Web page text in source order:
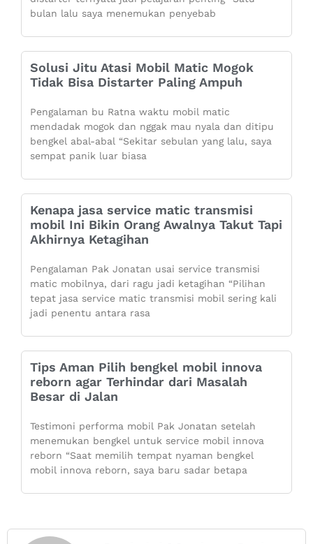
bulan lalu saya menemukan penyebab
Solusi Jitu Atasi Mobil Matic Mogok
Tidak Bisa Distarter Paling Ampuh
Pengalaman bu Ratna waktu mobil matic
mendadak mogok dan nggak mau nyala dan ditipu
bengkel abal-abal “Sekitar sebulan yang lalu, saya
sempat panik luar biasa
Kenapa jasa service matic transmisi
mobil Ini Bikin Orang Awalnya Takut Tapi
Akhirnya Ketagihan
Pengalaman Pak Jonatan usai service transmisi
matic mobilnya, dari ragu jadi ketagihan “Pilihan
tepat jasa service matic transmisi mobil sering kali
jadi penentu antara rasa
Tips Aman Pilih bengkel mobil innova
reborn agar Terhindar dari Masalah
Besar di Jalan
Testimoni performa mobil Pak Jonatan setelah
menemukan bengkel untuk service mobil innova
reborn “Saat memilih tempat nyaman bengkel
mobil innova reborn, saya baru sadar betapa